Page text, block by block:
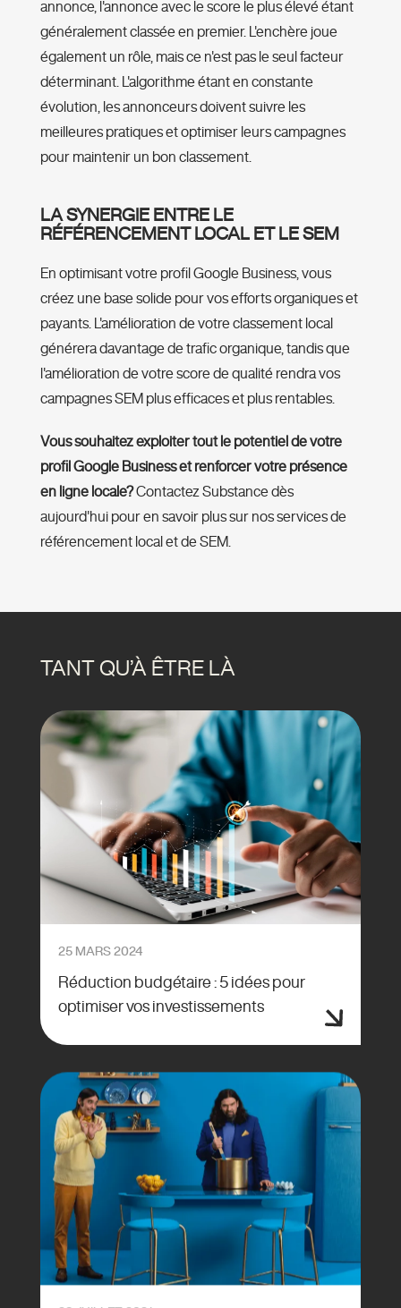
annonce, l'annonce avec le score le plus élevé étant
généralement classée en premier. L'enchère joue
également un rôle, mais ce n'est pas le seul facteur
déterminant. L'algorithme étant en constante
évolution, les annonceurs doivent suivre les
meilleures pratiques et optimiser leurs campagnes
pour maintenir un bon classement.
LA SYNERGIE ENTRE LE
RÉFÉRENCEMENT LOCAL ET LE SEM
En optimisant votre profil Google Business, vous
créez une base solide pour vos efforts organiques et
payants. L'amélioration de votre classement local
générera davantage de trafic organique, tandis que
l'amélioration de votre score de qualité rendra vos
campagnes SEM plus efficaces et plus rentables.
Vous souhaitez exploiter tout le potentiel de votre
profil Google Business et renforcer votre présence
en ligne locale?Contactez Substance dès
aujourd'hui pour en savoir plus sur nos services de
référencement local et de SEM.
TANT QU’À ÊTRE LÀ
25 MARS 2024
Réduction budgétaire : 5 idées pour
optimiser vos investissements